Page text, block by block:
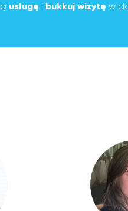
usługę i bukkuj wizytę w